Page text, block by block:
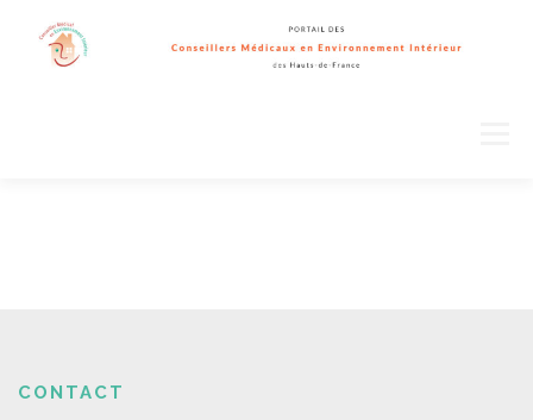
contenu
CONTACT